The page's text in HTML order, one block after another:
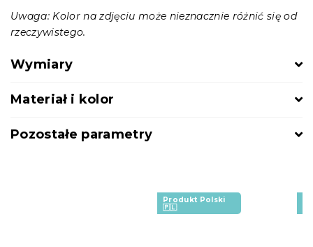
Uwaga: Kolor na zdjęciu może nieznacznie różnić się od
rzeczywistego.
Wymiary
Materiał i kolor
Pozostałe parametry
Produkt Polski
🇵🇱